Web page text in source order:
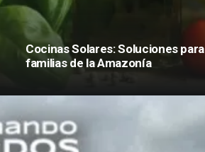
Cocinas Solares: Soluciones para
familias de la Amazonía